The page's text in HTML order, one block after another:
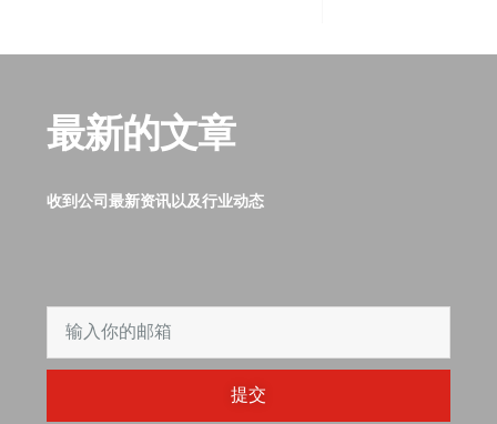
最新的文章
收到公司最新资讯以及行业动态
提交